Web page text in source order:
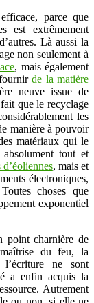
parce que
est extrêmement
Là aussi la
non seulement à
, mais également
fournirde la matière
neuve issue de
que le recyclage
les
manière à pouvoir
matériaux qui le
tout et
d’éoliennes, mais et
électroniques,
choses que
exponentiel
point charnière de
du feu, la
ne sont
a enfin acquis la
Autrement